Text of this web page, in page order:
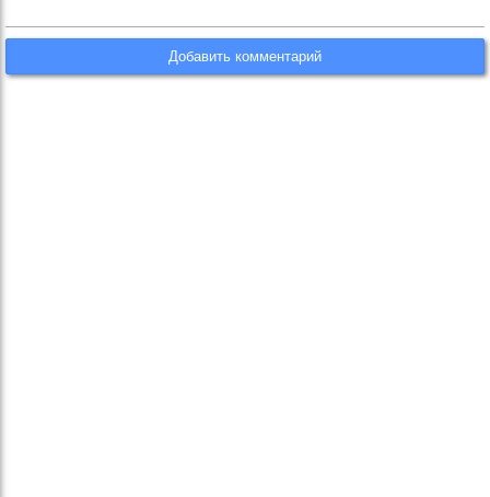
Добавить комментарий